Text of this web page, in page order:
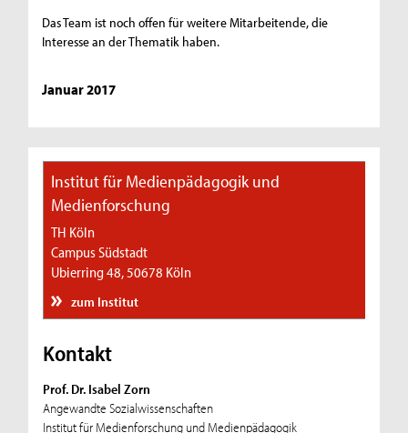
Das Team ist noch offen für weitere Mitarbeitende, die
Interesse an der Thematik haben.
Januar 2017
Institut für Medienpädagogik und
Medienforschung
TH Köln
Campus Südstadt
Ubierring 48, 50678 Köln
zum Institut
Kontakt
Prof. Dr. Isabel Zorn
Angewandte Sozialwissenschaften
Institut für Medienforschung und Medienpädagogik